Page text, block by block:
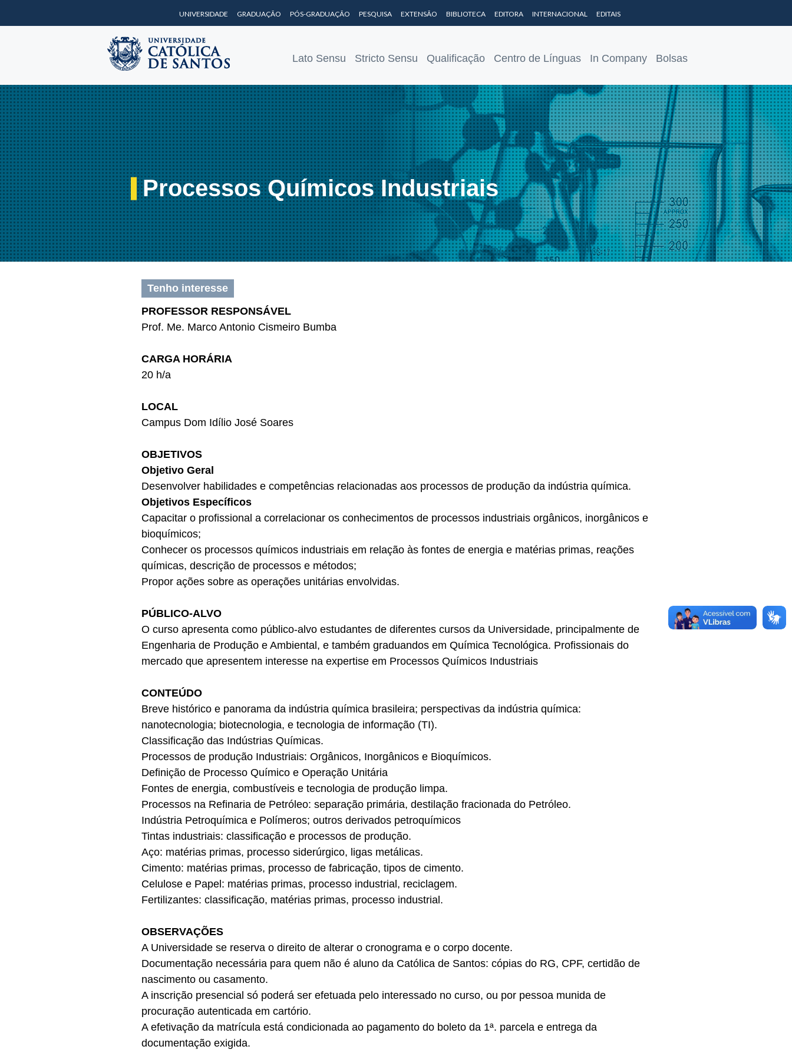
UNIVERSIDADE GRADUAÇÃO PÓS-GRADUAÇÃO PESQUISA EXTENSÃO BIBLIOTECA EDITORA INTERNACIONAL EDITAIS
Lato Sensu Stricto Sensu Qualificação Centro de Línguas In Company Bolsas
Processos Químicos Industriais
Tenho interesse
PROFESSOR RESPONSÁVEL
Prof. Me. Marco Antonio Cismeiro Bumba
CARGA HORÁRIA
20 h/a
LOCAL
Campus Dom Idílio José Soares
OBJETIVOS
Objetivo Geral
Desenvolver habilidades e competências relacionadas aos processos de produção da indústria química.
Objetivos Específicos
Capacitar o profissional a correlacionar os conhecimentos de processos industriais orgânicos, inorgânicos e
bioquímicos;
Conhecer os processos químicos industriais em relação às fontes de energia e matérias primas, reações
químicas, descrição de processos e métodos;
Propor ações sobre as operações unitárias envolvidas.
PÚBLICO-ALVO
O curso apresenta como público-alvo estudantes de diferentes cursos da Universidade, principalmente de
Engenharia de Produção e Ambiental, e também graduandos em Química Tecnológica. Profissionais do
mercado que apresentem interesse na expertise em Processos Químicos Industriais
CONTEÚDO
Breve histórico e panorama da indústria química brasileira; perspectivas da indústria química:
nanotecnologia; biotecnologia, e tecnologia de informação (TI).
Classificação das Indústrias Químicas.
Processos de produção Industriais: Orgânicos, Inorgânicos e Bioquímicos.
Definição de Processo Químico e Operação Unitária
Fontes de energia, combustíveis e tecnologia de produção limpa.
Processos na Refinaria de Petróleo: separação primária, destilação fracionada do Petróleo.
Indústria Petroquímica e Polímeros; outros derivados petroquímicos
Tintas industriais: classificação e processos de produção.
Aço: matérias primas, processo siderúrgico, ligas metálicas.
Cimento: matérias primas, processo de fabricação, tipos de cimento.
Celulose e Papel: matérias primas, processo industrial, reciclagem.
Fertilizantes: classificação, matérias primas, processo industrial.
OBSERVAÇÕES
A Universidade se reserva o direito de alterar o cronograma e o corpo docente.
Documentação necessária para quem não é aluno da Católica de Santos: cópias do RG, CPF, certidão de
nascimento ou casamento.
A inscrição presencial só poderá ser efetuada pelo interessado no curso, ou por pessoa munida de
procuração autenticada em cartório.
A efetivação da matrícula está condicionada ao pagamento do boleto da 1ª. parcela e entrega da
documentação exigida.